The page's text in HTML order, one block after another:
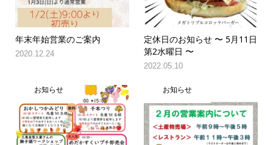
年末年始営業のご案内
2020.12.24
定休日のお知らせ 〜 5月11日
第2水曜日 〜
2022.05.10
お知らせ お知らせ